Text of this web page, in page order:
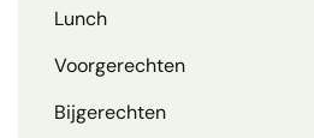
Lunch
Voorgerechten
Bijgerechten